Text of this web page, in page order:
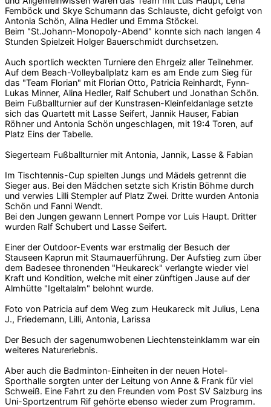
Femböck und Skye Schumann das Schlauste, dicht gefolgt von
Antonia Schön, Alina Hedler und Emma Stöckel.
Beim "St.Johann-Monopoly-Abend" konnte sich nach langen 4
Stunden Spielzeit Holger Bauerschmidt durchsetzen.
Auch sportlich weckten Turniere den Ehrgeiz aller Teilnehmer.
Auf dem Beach-Volleyballplatz kam es am Ende zum Sieg für
das "Team Florian" mit Florian Otto, Patricia Reinhardt, Fynn-
Lukas Minner, Alina Hedler, Ralf Schubert und Jonathan Schön.
Beim Fußballturnier auf der Kunstrasen-Kleinfeldanlage setzte
sich das Quartett mit Lasse Seifert, Jannik Hauser, Fabian
Röhner und Antonia Schön ungeschlagen, mit 19:4 Toren, auf
Platz Eins der Tabelle.
Siegerteam Fußballturnier mit Antonia, Jannik, Lasse & Fabian
Im Tischtennis-Cup spielten Jungs und Mädels getrennt die
Sieger aus. Bei den Mädchen setzte sich Kristin Böhme durch
und verwies Lilli Stempler auf Platz Zwei. Dritte wurden Antonia
Schön und Fanni Wendt.
Bei den Jungen gewann Lennert Pompe vor Luis Haupt. Dritter
wurden Ralf Schubert und Lasse Seifert.
Einer der Outdoor-Events war erstmalig der Besuch der
Stauseen Kaprun mit Staumauerführung. Der Aufstieg zum über
dem Badesee thronenden "Heukareck" verlangte wieder viel
Kraft und Kondition, welche mit einer zünftigen Jause auf der
Almhütte "Igeltalalm" belohnt wurde.
Foto von Patricia auf dem Weg zum Heukareck mit Julius, Lena
J., Friedemann, Lilli, Antonia, Larissa
Der Besuch der sagenumwobenen Liechtensteinklamm war ein
weiteres Naturerlebnis.
Aber auch die Badminton-Einheiten in der neuen Hotel-
Sporthalle sorgten unter der Leitung von Anne & Frank für viel
Schweiß. Eine Fahrt zu den Freunden vom Post SV Salzburg ins
Uni-Sportzentrum Rif gehörte ebenso wieder zum Programm.